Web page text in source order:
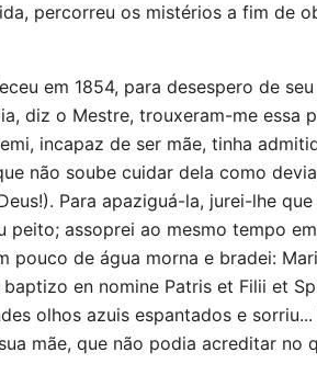
percorreu os mistérios a fim de
em 1854, para desespero de
diz o Mestre, trouxeram-me essa
incapaz de ser mãe, tinha
não soube cuidar dela como
Para apaziguá-la, jurei-lhe
assoprei ao mesmo tempo
pouco de água morna e bradei:
en nomine Patris et Filii et
olhos azuis espantados e
mãe, que não podia acreditar no